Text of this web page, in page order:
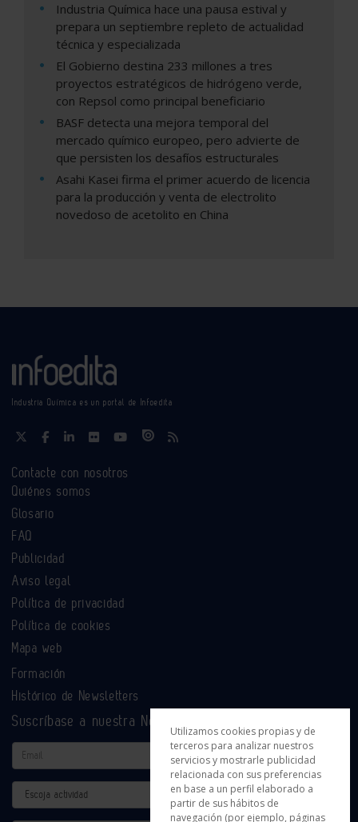
Industria Química hace una pausa estival y
prepara un septiembre repleto de actualidad
técnica y especializada
El Gobierno destina 233 millones a tres
proyectos estratégicos de hidrógeno verde,
con Repsol como principal beneficiario
BASF detecta una mejora temporal del
mercado químico europeo, pero advierte de
que persisten los desafíos estructurales
Asahi Kasei firma el primer acuerdo de licencia
para la producción y venta de electrolito
novedoso de acetolito en China
Industria Química es un portal de Infoedita
Contacte con nosotros
Quiénes somos
Glosario
FAQ
Publicidad
Aviso legal
Política de privacidad
Política de cookies
Mapa web
Formación
Histórico de Newsletters
Suscríbase a nuestra Newsletter
Email
Actividad
Utilizamos cookies propias y de
terceros para analizar nuestros
servicios y mostrarle publicidad
relacionada con sus preferencias
en base a un perfil elaborado a
partir de sus hábitos de
navegación (por ejemplo, páginas